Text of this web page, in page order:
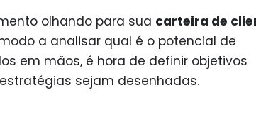
olhando para sua carteira de
a analisar qual é o potencial de
em mãos, é hora de definir objetivos
sejam desenhadas.